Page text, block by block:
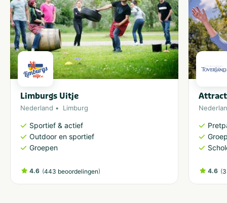
Limburgs Uitje
Nederland Limburg
Sportief & actief
Outdoor en sportief
Groepen
4.6 (443 beoordelingen) 4.6 (